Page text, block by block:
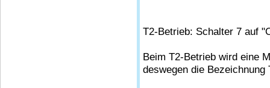
T2-Betrieb: Schalter 7 auf
Beim T2-Betrieb wird eine
deswegen die Bezeichnung